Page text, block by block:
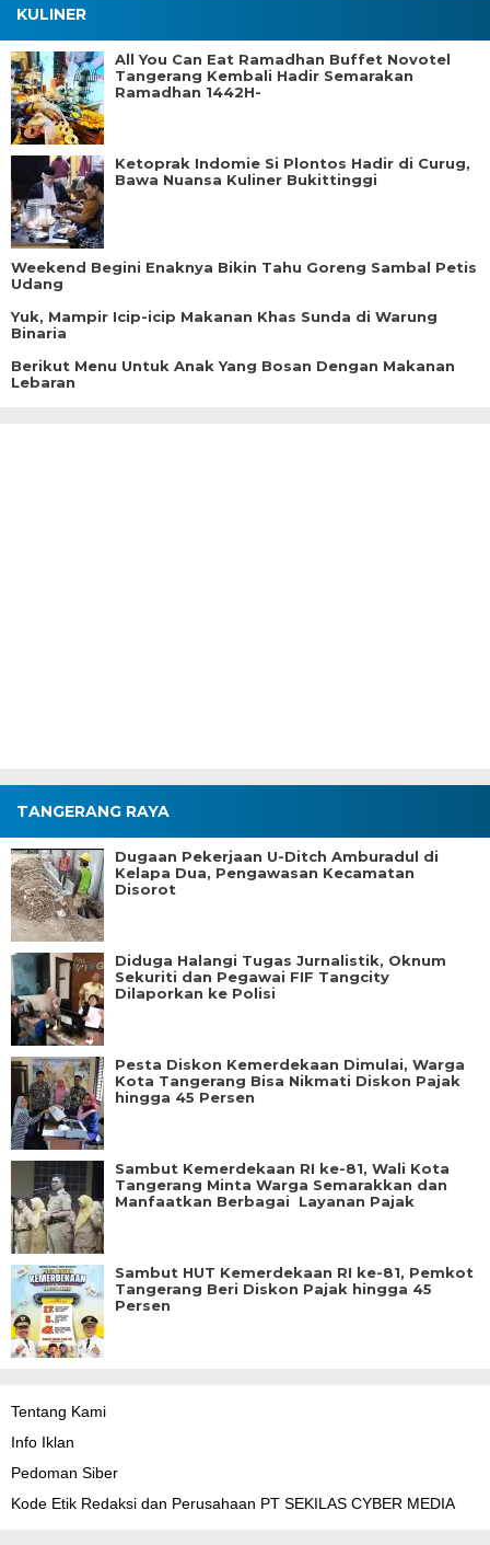
KULINER
All You Can Eat Ramadhan Buffet Novotel
Tangerang Kembali Hadir Semarakan
Ramadhan 1442H-
Ketoprak Indomie Si Plontos Hadir di Curug,
Bawa Nuansa Kuliner Bukittinggi
Weekend Begini Enaknya Bikin Tahu Goreng Sambal Petis
Udang
Yuk, Mampir Icip-icip Makanan Khas Sunda di Warung
Binaria
Berikut Menu Untuk Anak Yang Bosan Dengan Makanan
Lebaran
TANGERANG RAYA
Dugaan Pekerjaan U-Ditch Amburadul di
Kelapa Dua, Pengawasan Kecamatan
Disorot
Diduga Halangi Tugas Jurnalistik, Oknum
Sekuriti dan Pegawai FIF Tangcity
Dilaporkan ke Polisi
Pesta Diskon Kemerdekaan Dimulai, Warga
Kota Tangerang Bisa Nikmati Diskon Pajak
hingga 45 Persen
Sambut Kemerdekaan RI ke-81, Wali Kota
Tangerang Minta Warga Semarakkan dan
Manfaatkan Berbagai Layanan Pajak
Sambut HUT Kemerdekaan RI ke-81, Pemkot
Tangerang Beri Diskon Pajak hingga 45
Persen
Tentang Kami
Info Iklan
Pedoman Siber
Kode Etik Redaksi dan Perusahaan PT SEKILAS CYBER MEDIA